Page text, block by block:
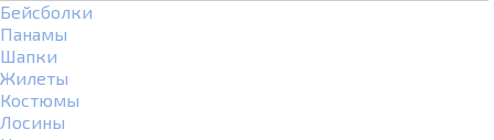
Бейсболки
Панамы
Шапки
Жилеты
Костюмы
Лосины